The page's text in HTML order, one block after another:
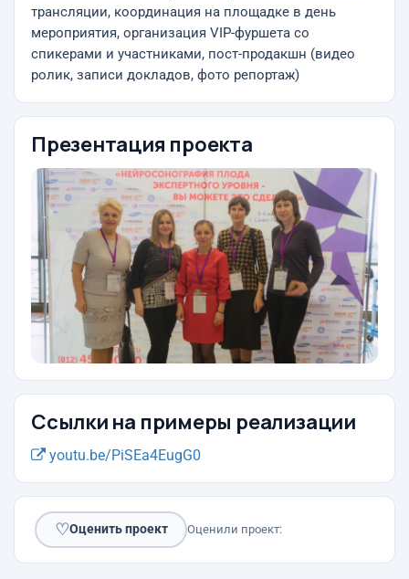
трансляции, координация на площадке в день
мероприятия, организация VIP-фуршета со
спикерами и участниками, пост-продакшн (видео
ролик, записи докладов, фото репортаж)
Презентация проекта
Ссылки на примеры реализации
youtu.be/PiSEa4EugG0
♡Оценить проект Оценили проект: